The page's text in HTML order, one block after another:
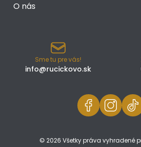
O nás
Sme tu pre vás!
info@rucickovo.sk
© 2026 Všetky práva vyhradené